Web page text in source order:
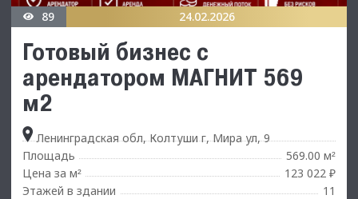
89 24.02.2026
Готовый бизнес с
арендатором МАГНИТ 569
м2
Ленинградская обл, Колтуши г, Мира ул, 9
Площадь
569.00 м²
Цена за м²
123 022 ₽
Этажей в здании
11